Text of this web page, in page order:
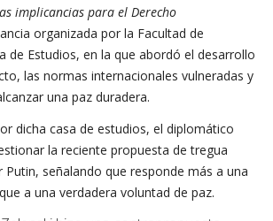
implicancias para el Derecho
organizada por la Facultad de
de Estudios, en la que abordó el desarrollo
las normas internacionales vulneradas y
una paz duradera.
dicha casa de estudios, el diplomático
la reciente propuesta de tregua
Putin, señalando que responde más a una
a una verdadera voluntad de paz.